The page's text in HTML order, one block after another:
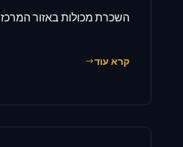
השכרת מכולות באזור המרכז
קרא עוד